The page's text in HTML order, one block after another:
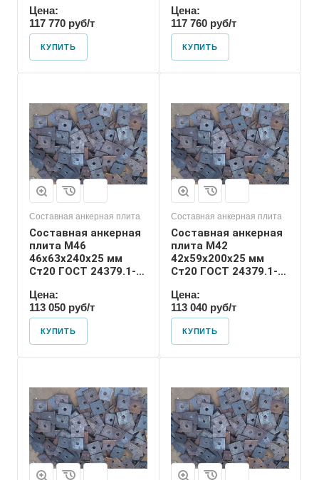
Цена:
117 770 руб/т
КУПИТЬ
Цена:
117 760 руб/т
КУПИТЬ
Составная анкерная плита
Составная анкерная
плита М46
46х63х240х25 мм
Ст20 ГОСТ 24379.1-
Цена:
113 050 руб/т
КУПИТЬ
42
Номер диаметра
резьбы
М42
Размер резьбы
М42
Составная анкерная плита
Составная анкерная
плита М42
42х59х200х25 мм
Ст20 ГОСТ 24379.1-
Цена:
113 040 руб/т
КУПИТЬ
30
Номер диаметра
резьбы
М30
Размер резьбы
М30